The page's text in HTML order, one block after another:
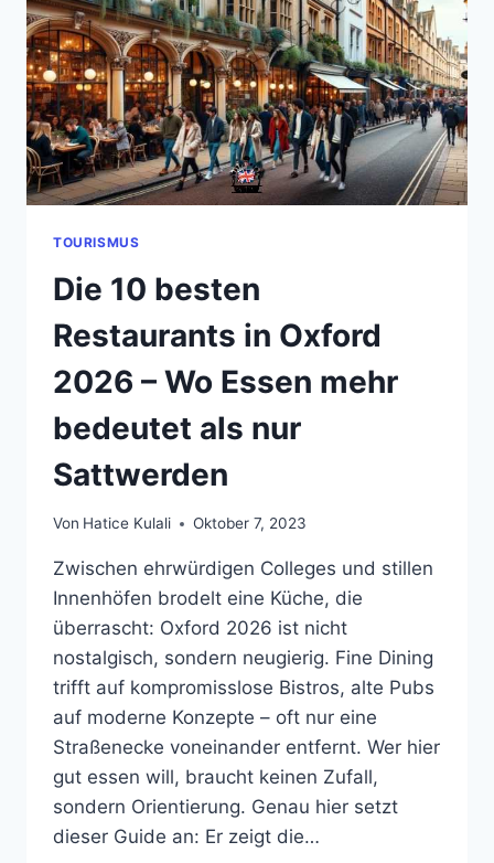
FAST
JEDER
FALSCH
PLANT
TOURISMUS
Die 10 besten
Restaurants in Oxford
2026 – Wo Essen mehr
bedeutet als nur
Sattwerden
Von Hatice Kulali Oktober 7, 2023
Zwischen ehrwürdigen Colleges und stillen
Innenhöfen brodelt eine Küche, die
überrascht: Oxford 2026 ist nicht
nostalgisch, sondern neugierig. Fine Dining
trifft auf kompromisslose Bistros, alte Pubs
auf moderne Konzepte – oft nur eine
Straßenecke voneinander entfernt. Wer hier
gut essen will, braucht keinen Zufall,
sondern Orientierung. Genau hier setzt
dieser Guide an: Er zeigt die…